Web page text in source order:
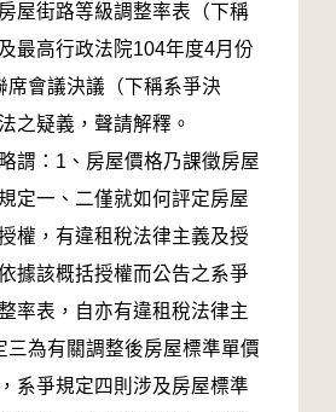
屋街路等級調整率表（下稱
最高行政法院104年度4月份
席會議決議（下稱系爭決
之疑義，聲請解釋。
謂：1、房屋價格乃課徵房屋
定一、二僅就如何評定房屋
權，有違租稅法律主義及授
據該概括授權而公告之系爭
率表，自亦有違租稅法律主
三為有關調整後房屋標準單價
系爭規定四則涉及房屋標準